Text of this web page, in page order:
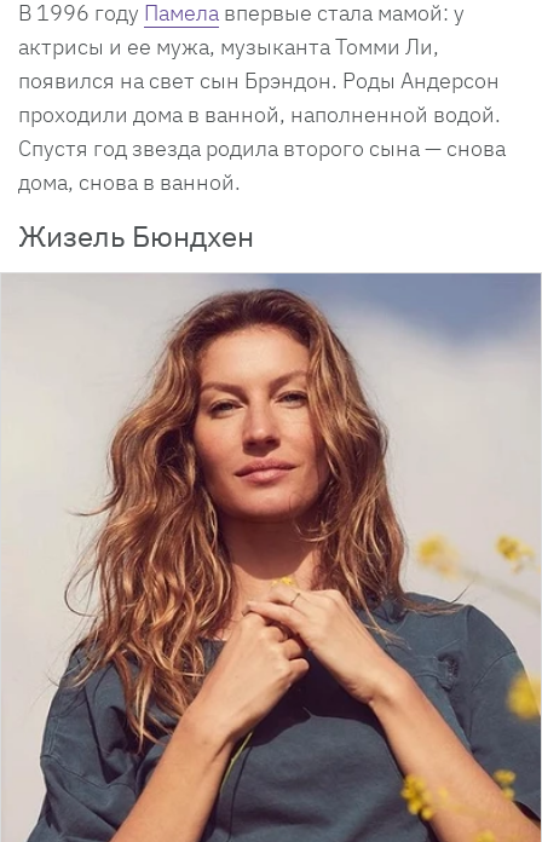
В 1996 году Памела впервые стала мамой: у
актрисы и ее мужа, музыканта Томми Ли,
появился на свет сын Брэндон. Роды Андерсон
проходили дома в ванной, наполненной водой.
Спустя год звезда родила второго сына — снова
дома, снова в ванной.
Жизель Бюндхен